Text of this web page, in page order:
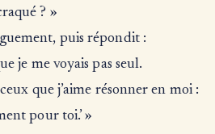
? »
puis répondit :
je me voyais pas seul.
que j’aime résonner en moi :
pour toi.’ »